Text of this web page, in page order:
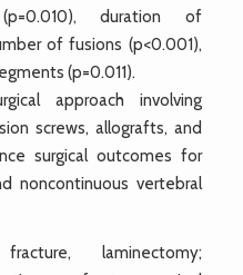
duration of
of fusions (p<0.001),
(p=0.011).
approach involving
screws, allografts, and
surgical outcomes for
noncontinuous vertebral
laminectomy;